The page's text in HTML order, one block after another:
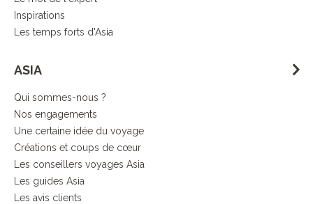
Inspirations
Les temps forts d'Asia
ASIA
Qui sommes-nous ?
Nos engagements
Une certaine idée du voyage
Créations et coups de cœur
Les conseillers voyages Asia
Les guides Asia
Les avis clients